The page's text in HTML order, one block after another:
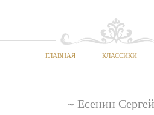
ГЛАВНАЯ КЛАССИКИ
~ Есенин